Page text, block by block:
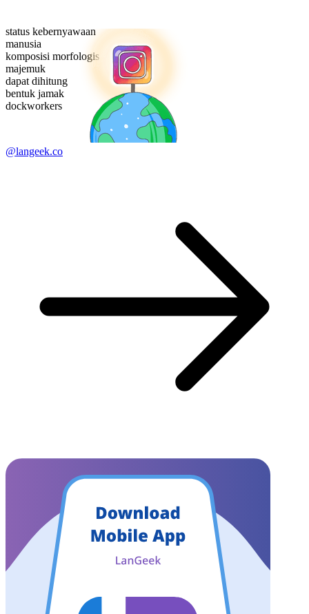
status kebernyawaan
manusia
komposisi morfologis
majemuk
dapat dihitung
bentuk jamak
dockworkers
@langeek.co